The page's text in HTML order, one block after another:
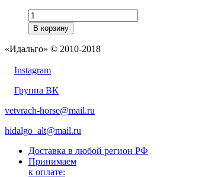
В корзину
«Идальго» © 2010-2018
Instagram
Группа ВК
vetvrach-horse@mail.ru
hidalgo_alt@mail.ru
Доставка в любой регион РФ
Принимаем
к оплате: